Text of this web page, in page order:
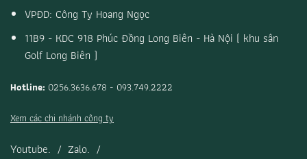
VPĐD: Công Ty Hoang Ngọc
11B9 - KDC 918 Phúc Đồng Long Biên - Hà Nội ( khu sân
Golf Long Biên )
Hotline: 0256.3636.678 - 093.749.2222
Xem các chi nhánh công ty
Youtube. / Zalo. /